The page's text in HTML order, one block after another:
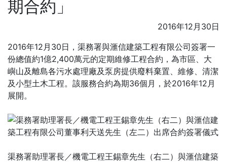
期合約」
2016年12月30日
2016年12月30日，渠務署與滙信建築工程有限公司簽署一
份總值約1億2,400萬元的定期維修工程合約，為市區、大
嶼山及離島各污水處理廠及泵房提供廢料棄置、維修、清潔
及小型土木工程。該服務合約為期36個月，於2016年12月
展開。
渠務署助理署長／機電工程王錫章先生（右二）與滙信建築